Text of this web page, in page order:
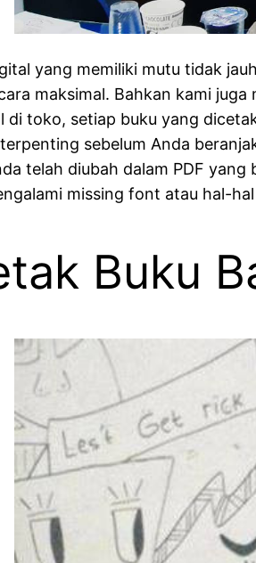
yang memiliki mutu tidak
maksimal. Bahkan kami
di toko, setiap buku yang
sebelum Anda
telah diubah dalam PDF
missing font atau hal-
Buku